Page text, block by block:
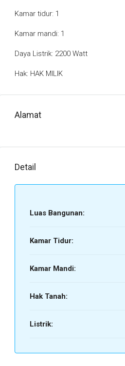
Kamar tidur: 1
Kamar mandi: 1
Daya Listrik: 2200 Watt
Hak: HAK MILIK
Alamat
Detail
Luas Bangunan:
Kamar Tidur:
Kamar Mandi:
Hak Tanah:
Listrik: